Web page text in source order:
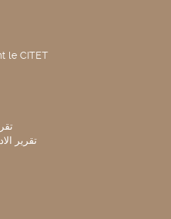
le CITET
تقرير الاداء لسنة 2022